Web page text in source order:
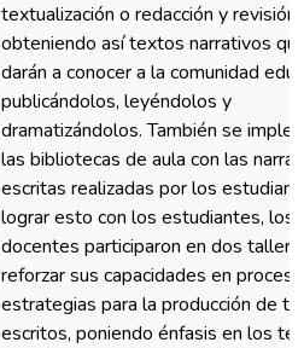
textualización o redacción y revisión,
obteniendo así textos narrativos
darán a conocer a la comunidad
publicándolos, leyéndolos y
dramatizándolos. También se
las bibliotecas de aula con las
escritas realizadas por los
lograr esto con los estudiantes, los
docentes participaron en dos
reforzar sus capacidades en
estrategias para la producción de
escritos, poniendo énfasis en los